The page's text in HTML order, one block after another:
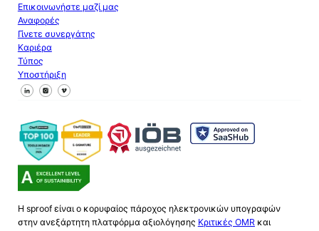
Επικοινωνήστε μαζί μας
Αναφορές
Γίνετε συνεργάτης
Καριέρα
Τύπος
Υποστήριξη
Ακολουθήστε μας στο Facebook
Ακολουθήστε μας στο X
Ακολουθήστε μας στο LinkedIn
Η sproof είναι ο κορυφαίος πάροχος ηλεκτρονικών υπογραφών
στην ανεξάρτητη πλατφόρμα αξιολόγησης Κριτικές OMRκαι